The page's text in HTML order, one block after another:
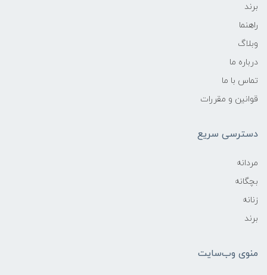
برند
راهنما
وبلاگ
درباره ما
تماس با ما
قوانین و مقررات
دسترسی سریع
مردانه
بچگانه
زنانه
برند
منوی وب‌سایت